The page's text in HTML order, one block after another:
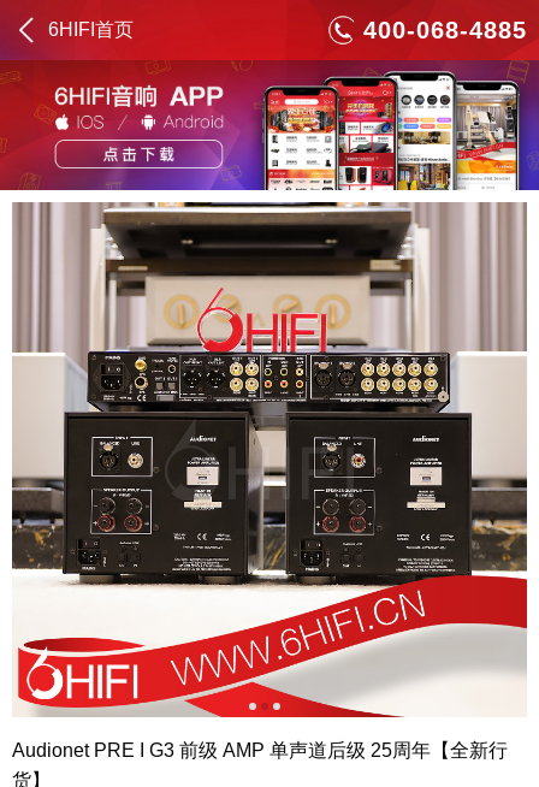
6HIFI首页 400-068-4885
12 3
Audionet PRE I G3 前级 AMP 单声道后级 25周年【全新行
货】